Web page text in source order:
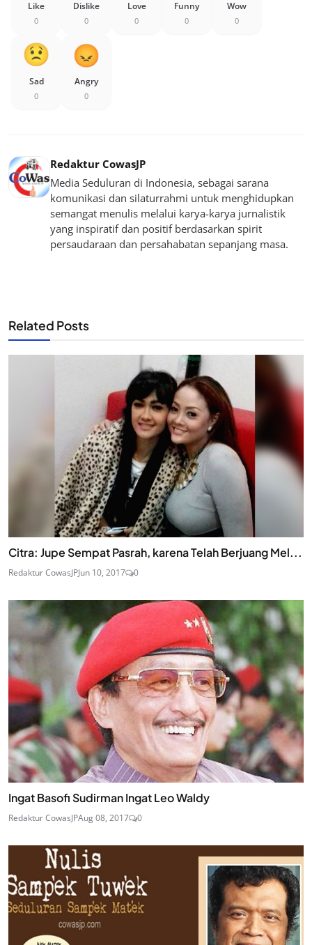
Like
0
Dislike
0
Love
0
Funny
0
Wow
0
Sad
0
Angry
0
Redaktur CowasJP
Media Seduluran di Indonesia, sebagai sarana
komunikasi dan silaturrahmi untuk menghidupkan
semangat menulis melalui karya-karya jurnalistik
yang inspiratif dan positif berdasarkan spirit
persaudaraan dan persahabatan sepanjang masa.
Related Posts
Citra: Jupe Sempat Pasrah, karena Telah Berjuang Mel...
Redaktur CowasJPJun 10, 2017 0
Ingat Basofi Sudirman Ingat Leo Waldy
Redaktur CowasJPAug 08, 2017 0